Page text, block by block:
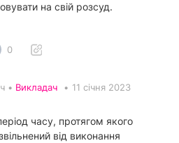
на свій розсуд.
0
• Викладач • 11 січня 2023
часу, протягом якого
від виконання